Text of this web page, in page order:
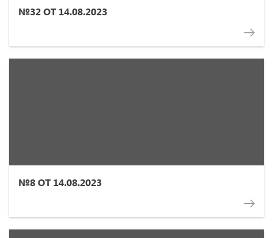
№32 ОТ 14.08.2023
№8 ОТ 14.08.2023